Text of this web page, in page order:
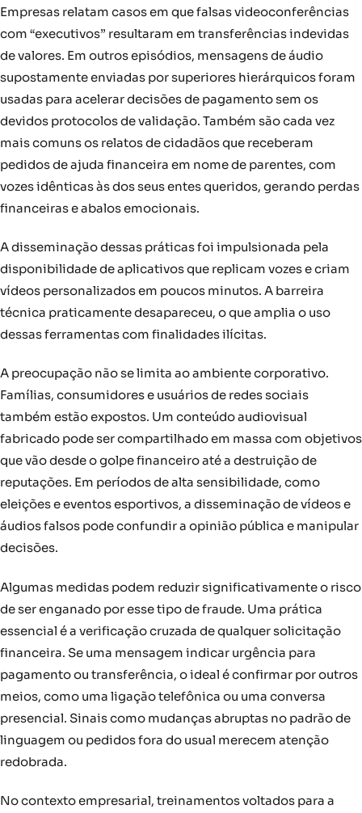
Empresas relatam casos em que falsas videoconferências
com “executivos” resultaram em transferências indevidas
de valores. Em outros episódios, mensagens de áudio
supostamente enviadas por superiores hierárquicos foram
usadas para acelerar decisões de pagamento sem os
devidos protocolos de validação. Também são cada vez
mais comuns os relatos de cidadãos que receberam
pedidos de ajuda financeira em nome de parentes, com
vozes idênticas às dos seus entes queridos, gerando perdas
financeiras e abalos emocionais.
A disseminação dessas práticas foi impulsionada pela
disponibilidade de aplicativos que replicam vozes e criam
vídeos personalizados em poucos minutos. A barreira
técnica praticamente desapareceu, o que amplia o uso
dessas ferramentas com finalidades ilícitas.
A preocupação não se limita ao ambiente corporativo.
Famílias, consumidores e usuários de redes sociais
também estão expostos. Um conteúdo audiovisual
fabricado pode ser compartilhado em massa com objetivos
que vão desde o golpe financeiro até a destruição de
reputações. Em períodos de alta sensibilidade, como
eleições e eventos esportivos, a disseminação de vídeos e
áudios falsos pode confundir a opinião pública e manipular
decisões.
Algumas medidas podem reduzir significativamente o risco
de ser enganado por esse tipo de fraude. Uma prática
essencial é a verificação cruzada de qualquer solicitação
financeira. Se uma mensagem indicar urgência para
pagamento ou transferência, o ideal é confirmar por outros
meios, como uma ligação telefônica ou uma conversa
presencial. Sinais como mudanças abruptas no padrão de
linguagem ou pedidos fora do usual merecem atenção
redobrada.
No contexto empresarial, treinamentos voltados para a